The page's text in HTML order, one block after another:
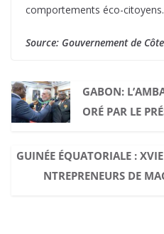
comportements éco-citoyens.
Source: Gouvernement de
GABON:
ORÉ PAR LE
GUINÉE ÉQUATORIALE :
NTREPRENEURS DE